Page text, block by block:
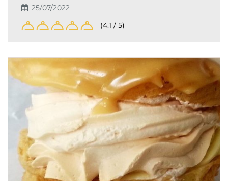
25/07/2022
(4.1 / 5)